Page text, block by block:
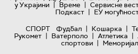
у Украјини | Време | Сервисне
Подкаст | ЕУ
СПОРТ
Фудбал | Кошарка |
Рукомет | Ватерполо | Атлетика |
спортови |